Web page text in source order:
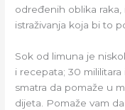
određenih oblika
istraživanja koja bi to
Sok od limuna je
i recepata; 30
smatra da pomaže u
dijeta. Pomaže vam